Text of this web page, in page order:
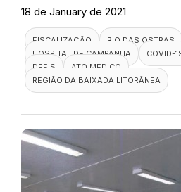
18 de January de 2021
FISCALIZAÇÃO
RIO DAS OSTRAS
HOSPITAL DE CAMPANHA
COVID-
DEFIS
ATO MÉDICO
REGIÃO DA BAIXADA LITORÂNEA